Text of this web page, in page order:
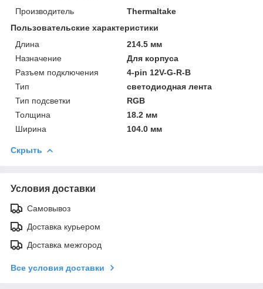
Производитель
Thermaltake
Пользовательские характеристики
Длина
214.5 мм
Назначение
Для корпуса
Разъем подключения
4-pin 12V-G-R-B
Тип
светодиодная лента
Тип подсветки
RGB
Толщина
18.2 мм
Ширина
104.0 мм
Скрыть
Условия доставки
Самовывоз
Доставка курьером
Доставка межгород
Все условия доставки